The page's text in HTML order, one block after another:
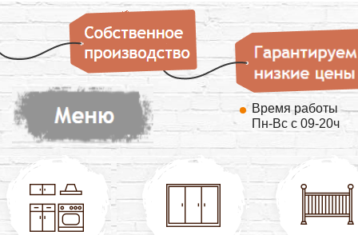
Время работы
Пн-Вс с 09-20ч